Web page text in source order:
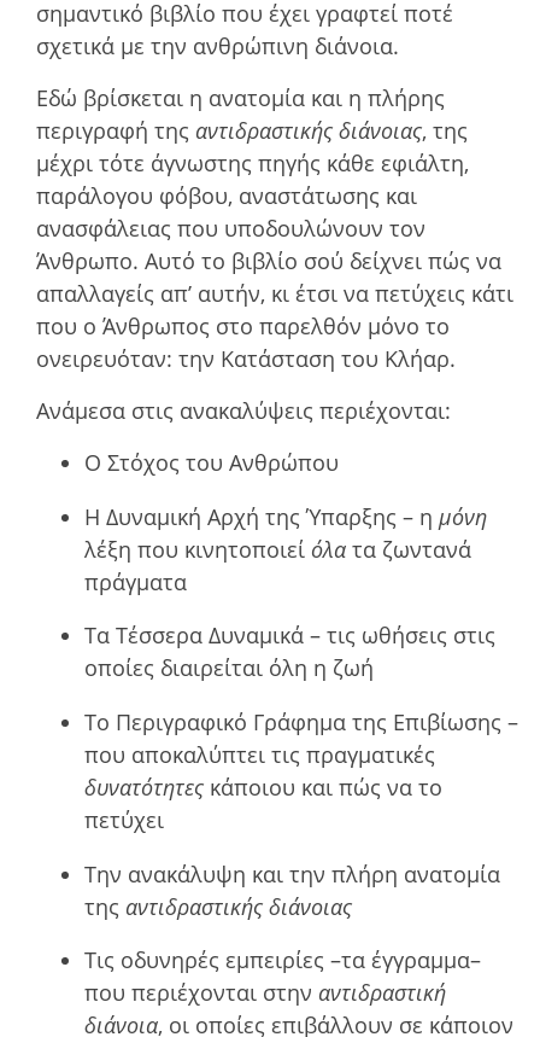
σηµαντικό βιβλίο που έχει γραφτεί ποτέ
σχετικά µε την ανθρώπινη διάνοια.
Εδώ βρίσκεται η ανατοµία και η πλήρης
περιγραφή της αντιδραστικής διάνοιας, της
µέχρι τότε άγνωστης πηγής κάθε εφιάλτη,
παράλογου φόβου, αναστάτωσης και
ανασφάλειας που υποδουλώνουν τον
Άνθρωπο. Αυτό το βιβλίο σού δείχνει πώς να
απαλλαγείς απ’ αυτήν, κι έτσι να πετύχεις κάτι
που ο Άνθρωπος στο παρελθόν μόνο το
ονειρευόταν: την Κατάσταση του Κλήαρ.
Ανάμεσα στις ανακαλύψεις περιέχονται:
Ο Στόχος του Ανθρώπου
Η Δυναμική Αρχή της Ύπαρξης – η μόνη
λέξη που κινητοποιεί όλα τα ζωντανά
πράγματα
Τα Τέσσερα Δυναμικά – τις ωθήσεις στις
οποίες διαιρείται όλη η ζωή
Το Περιγραφικό Γράφηµα της Επιβίωσης –
που αποκαλύπτει τις πραγματικές
δυνατότητες κάποιου και πώς να το
πετύχει
Την ανακάλυψη και την πλήρη ανατομία
της αντιδραστικής διάνοιας
Τις οδυνηρές εμπειρίες –τα έγγραμμα–
που περιέχονται στην αντιδραστική
διάνοια, οι οποίες επιβάλλουν σε κάποιον